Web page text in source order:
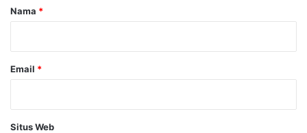
rNama *
Email *
Situs Web